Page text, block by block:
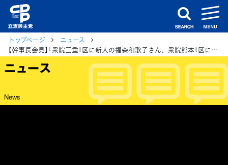
search
トップページ
ニュース
【幹事長会見】「衆院三重1区に新人の福森和歌子さん、衆院熊本1区に新人の出口慎太郎さんを公認内定」岡田幹事長が報告
ニュース
News